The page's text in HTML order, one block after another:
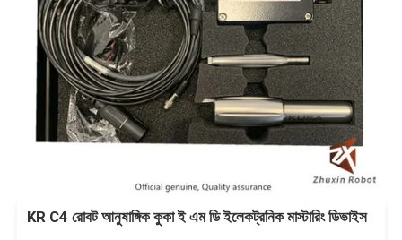
KR C4 রোবট আনুষাঙ্গিক কুকা ই এম ডি ইলেকট্রনিক মাস্টারিং ডিভাইস